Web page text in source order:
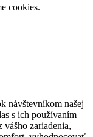
cookies.
návštevníkom našej
s ich používaním
zariadenia,